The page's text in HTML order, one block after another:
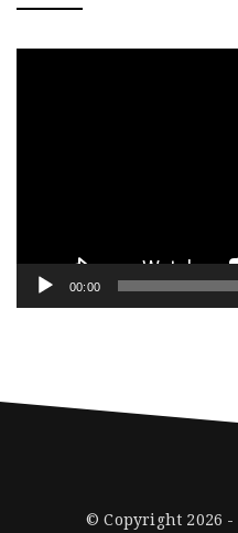
00:00
© Copyright 2026 -